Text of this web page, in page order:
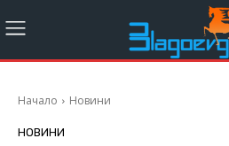
Начало Новини
НОВИНИ